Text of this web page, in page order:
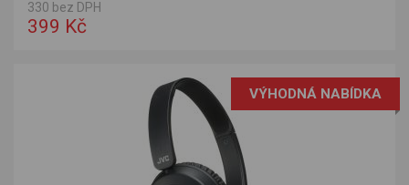
330 bez DPH
399 Kč
VÝHODNÁ NABÍDKA